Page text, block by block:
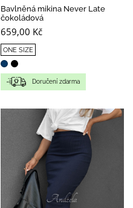
Bavlněná mikina Never Late
čokoládová
659,00 Kč
ONE SIZE
Doručení zdarma